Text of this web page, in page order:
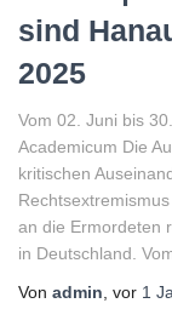
sind
2025
Vom 02. Juni bis
Academicum Die
kritischen
an die Ermordeten
in Deutschland.
Von admin , vor 1